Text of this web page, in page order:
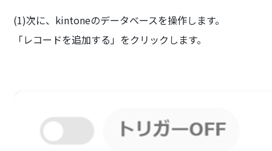
(1)次に、kintoneのデータベースを操作します。
「レコードを追加する」をクリックします。